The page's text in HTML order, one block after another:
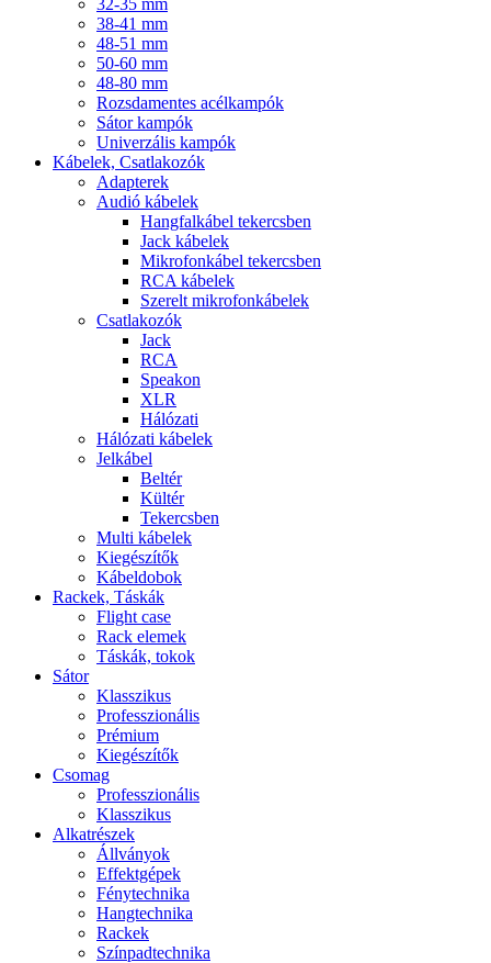
32-35 mm
38-41 mm
48-51 mm
50-60 mm
48-80 mm
Rozsdamentes acélkampók
Sátor kampók
Univerzális kampók
Kábelek, Csatlakozók
Adapterek
Audió kábelek
Hangfalkábel tekercsben
Jack kábelek
Mikrofonkábel tekercsben
RCA kábelek
Szerelt mikrofonkábelek
Csatlakozók
Jack
RCA
Speakon
XLR
Hálózati
Hálózati kábelek
Jelkábel
Beltér
Kültér
Tekercsben
Multi kábelek
Kiegészítők
Kábeldobok
Rackek, Táskák
Flight case
Rack elemek
Táskák, tokok
Sátor
Klasszikus
Professzionális
Prémium
Kiegészítők
Csomag
Professzionális
Klasszikus
Alkatrészek
Állványok
Effektgépek
Fénytechnika
Hangtechnika
Rackek
Színpadtechnika